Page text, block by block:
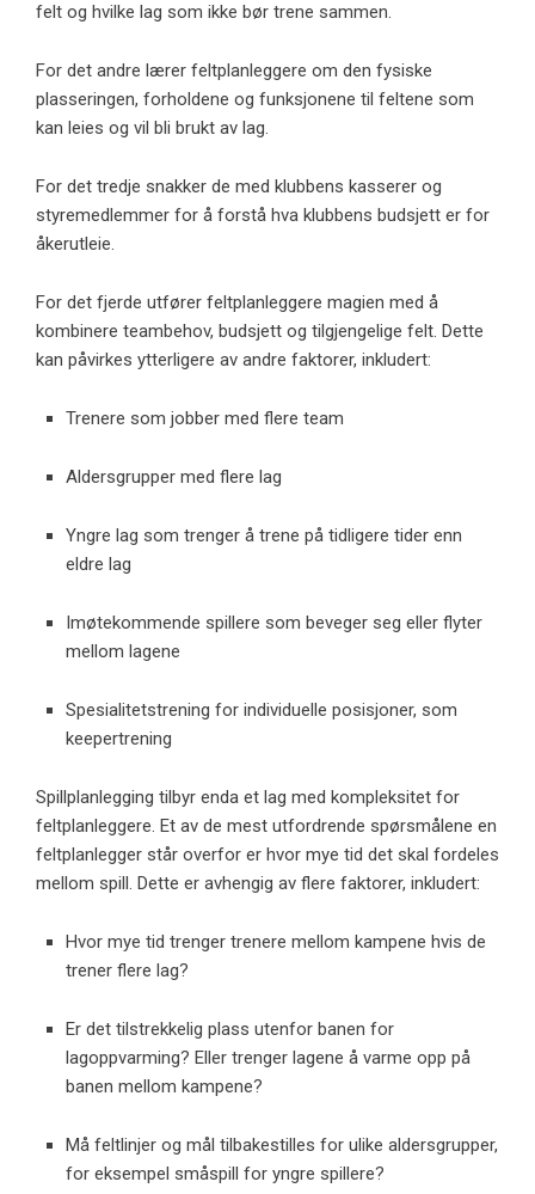
felt og hvilke lag som ikke bør trene sammen.
For det andre lærer feltplanleggere om den fysiske
plasseringen, forholdene og funksjonene til feltene som
kan leies og vil bli brukt av lag.
For det tredje snakker de med klubbens kasserer og
styremedlemmer for å forstå hva klubbens budsjett er for
åkerutleie.
For det fjerde utfører feltplanleggere magien med å
kombinere teambehov, budsjett og tilgjengelige felt. Dette
kan påvirkes ytterligere av andre faktorer, inkludert:
Trenere som jobber med flere team
Aldersgrupper med flere lag
Yngre lag som trenger å trene på tidligere tider enn
eldre lag
Imøtekommende spillere som beveger seg eller flyter
mellom lagene
Spesialitetstrening for individuelle posisjoner, som
keepertrening
Spillplanlegging tilbyr enda et lag med kompleksitet for
feltplanleggere. Et av de mest utfordrende spørsmålene en
feltplanlegger står overfor er hvor mye tid det skal fordeles
mellom spill. Dette er avhengig av flere faktorer, inkludert:
Hvor mye tid trenger trenere mellom kampene hvis de
trener flere lag?
Er det tilstrekkelig plass utenfor banen for
lagoppvarming? Eller trenger lagene å varme opp på
banen mellom kampene?
Må feltlinjer og mål tilbakestilles for ulike aldersgrupper,
for eksempel småspill for yngre spillere?